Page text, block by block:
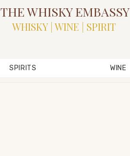
THE WHISKY EMBASSY
WHISKY | WINE | SPIRIT
SPIRITS WINE